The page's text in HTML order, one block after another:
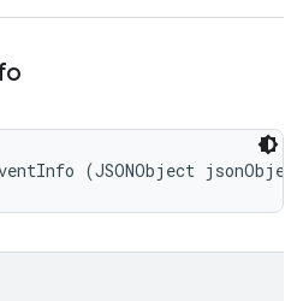
(JSONObject